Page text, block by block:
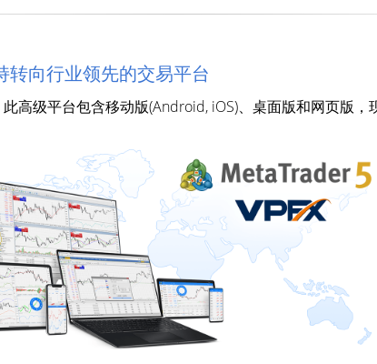
转向行业领先的交易平台
高级平台包含移动版(Android, iOS)、桌面版和网页版，